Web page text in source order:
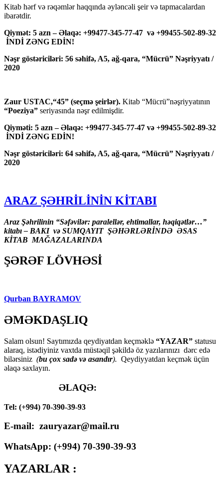
Kitab hərf və rəqəmlər haqqında əyləncəli şeir və tapmacalardan
ibarətdir.
Qiymət: 5 azn – Əlaqə: +99477-345-77-47 və +99455-502-89-32
İNDİ ZƏNG EDİN!
Nəşr göstəriciləri: 56 səhifə, A5, ağ-qara, “Mücrü” Nəşriyyatı /
2020
Zaur USTAC,“45” (seçmə şeirlər). Kitab “Mücrü”nəşriyyatının
“Poeziya” seriyasında nəşr edilmişdir.
Qiyməti: 5 azn – Əlaqə: +99477-345-77-47 və +99455-502-89-32
İNDİ ZƏNG EDİN!
Nəşr göstəriciləri: 64 səhifə, A5, ağ-qara, “Mücrü” Nəşriyyatı /
2020
ARAZ ŞƏHRİLİNİN KİTABI
Araz Şəhrilinin “Səfəvilər: paralellər, ehtimallar, həqiqətlər…”
kitabı – BAKI və SUMQAYIT ŞƏHƏRLƏRİNDƏ ƏSAS
KİTAB MAĞAZALARINDA
ŞƏRƏF LÖVHƏSİ
Qurban BAYRAMOV
ƏMƏKDAŞLIQ
Salam olsun! Saytımızda qeydiyatdan keçməklə “YAZAR” statusu
alaraq, istədiyiniz vaxtda müstəqil şəkildə öz yazılarınızı dərc edə
bilərsiniz (bu çox sadə və asandır). Qeydiyyatdan keçmək üçün
əlaqə saxlayın.
ƏLAQƏ:
Tel: (+994) 70-390-39-93
E-mail: zauryazar@mail.ru
WhatsApp: (+994) 70-390-39-93
YAZARLAR :